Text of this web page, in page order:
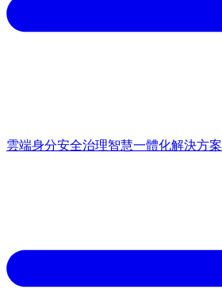
雲端身分安全治理智慧一體化解決方案